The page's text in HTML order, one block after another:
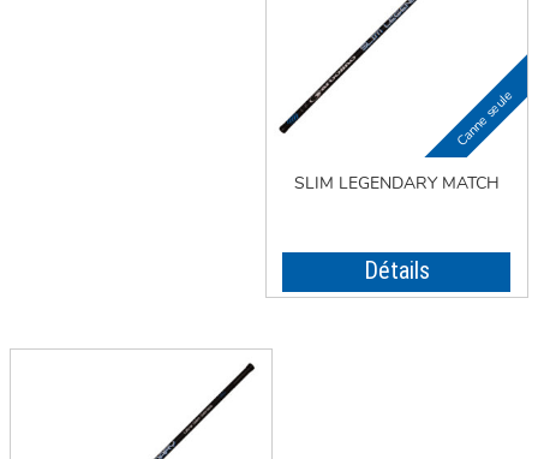
SLIM LEGENDARY MATCH
Détails